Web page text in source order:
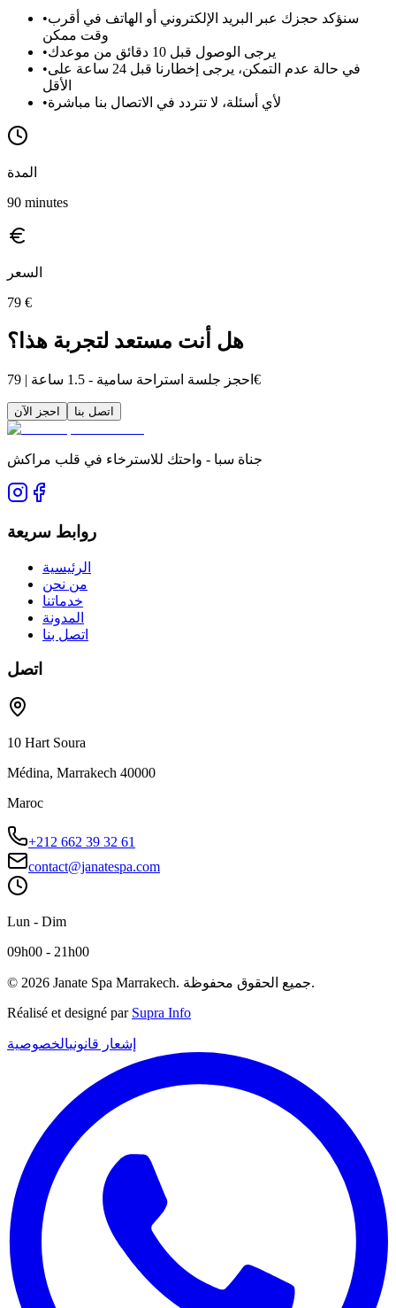
•سنؤكد حجزك عبر البريد الإلكتروني أو الهاتف في أقرب
وقت ممكن
•
يرجى الوصول قبل 10 دقائق من موعدك
•في حالة عدم التمكن، يرجى إخطارنا قبل 24 ساعة على
الأقل
•لأي أسئلة، لا تتردد في الاتصال بنا مباشرة
المدة
90 minutes
السعر
79 €
هل أنت مستعد لتجربة هذا؟
احجز جلسة استراحة سامية - 1.5 ساعة | 79€
احجز الآن اتصل بنا
جناة سبا - واحتك للاسترخاء في قلب مراكش
روابط سريعة
الرئيسية
من نحن
خدماتنا
المدونة
اتصل بنا
اتصل
10 Hart Soura
Médina, Marrakech 40000
Maroc
+212 662 39 32 61
contact@janatespa.com
Lun - Dim
09h00 - 21h00
© 2026 Janate Spa Marrakech. جميع الحقوق محفوظة.
Réalisé et designé par Supra Info
إشعار قانونيالخصوصية